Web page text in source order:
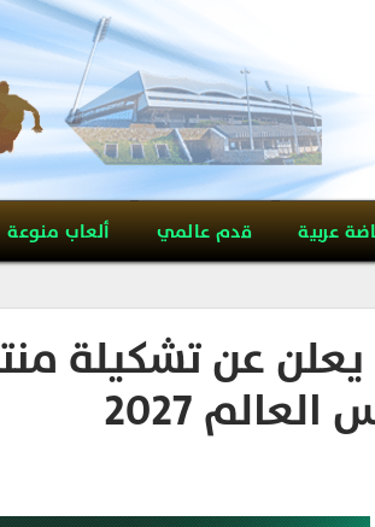
عربية قدم عالمي ألعاب منوعة
يعلن عن تشكيلة
2027